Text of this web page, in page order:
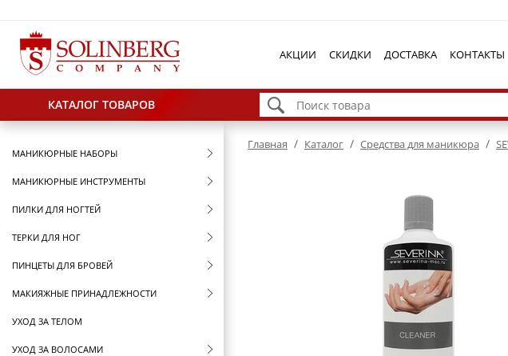
АКЦИИ СКИДКИ ДОСТАВКА КОНТАКТЫ
КАТАЛОГ ТОВАРОВ
МАНИКЮРНЫЕ НАБОРЫ
МАНИКЮРНЫЕ ИНСТРУМЕНТЫ
ПИЛКИ ДЛЯ НОГТЕЙ
ТЕРКИ ДЛЯ НОГ
ПИНЦЕТЫ ДЛЯ БРОВЕЙ
МАКИЯЖНЫЕ ПРИНАДЛЕЖНОСТИ
УХОД ЗА ТЕЛОМ
УХОД ЗА ВОЛОСАМИ
Главная / Каталог / Средства для маникюра /